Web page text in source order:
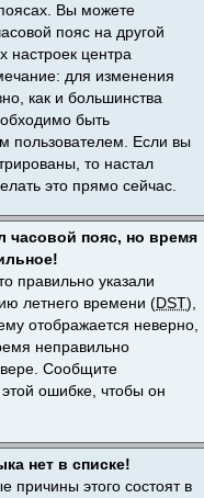
Вы можете
пояс на другой
настроек центра
для изменения
как и большинства
быть
пользователем. Если вы
то настал
это прямо сейчас.
часовой пояс, но время
правильно указали
летнего времени (DST),
отображается неверно,
неправильно
Сообщите
ошибке, чтобы он
нет в списке!
причины этого состоят в